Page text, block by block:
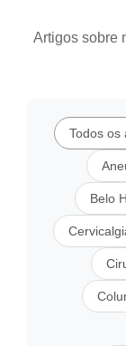
Artigos sobre
Todos os
Belo